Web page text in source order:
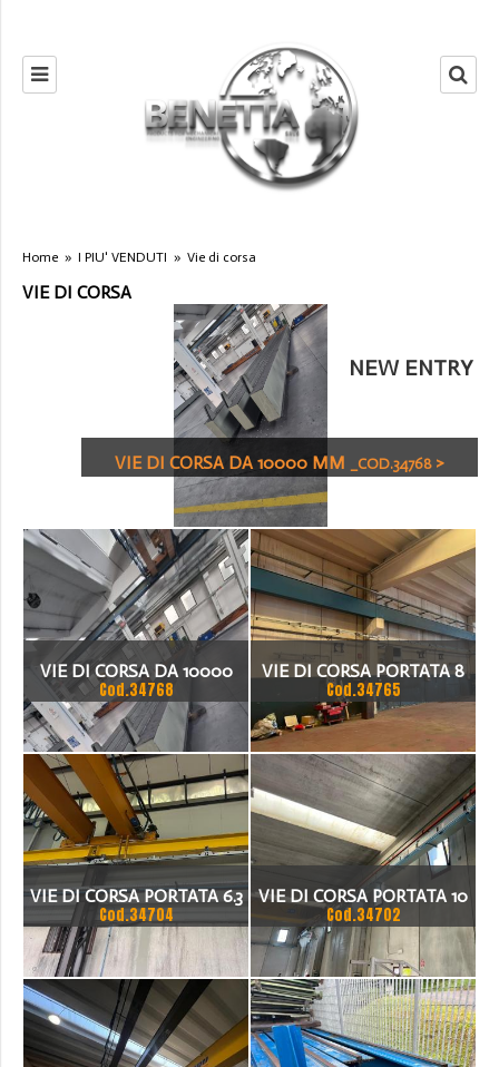
Home » I PIU' VENDUTI » Vie di corsa
VIE DI CORSA
NEW ENTRY
VIE DI CORSA DA 10000 MM _COD.34768 >
VIE DI CORSA DA 10000
MM
Cod.34768
VIE DI CORSA PORTATA 8
TON
Cod.34765
VIE DI CORSA PORTATA 6.3
TON
Cod.34704
VIE DI CORSA PORTATA 10
TON
Cod.34702